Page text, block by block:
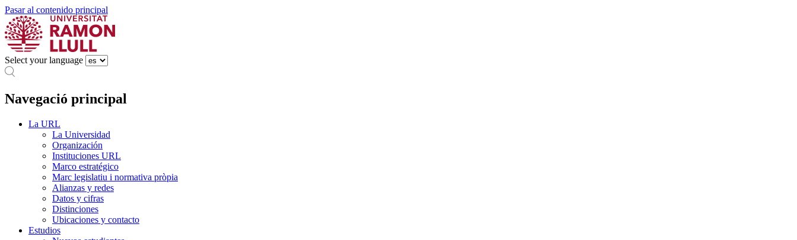
Pasar al contenido principal
Select your language
Navegació principal
La URL
La Universidad
Organización
Instituciones URL
Marco estratégico
Marc legislatiu i normativa pròpia
Alianzas y redes
Datos y cifras
Distinciones
Ubicaciones y contacto
Estudios